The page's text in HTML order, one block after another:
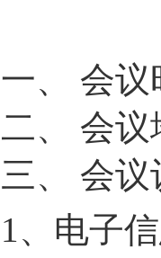
一、 会议
二、 会议
三、 会议
1、 电子